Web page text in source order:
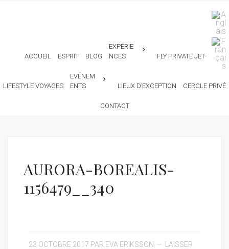
ACCUEIL ESPRIT BLOG
EXPÉRIE
NCES
FLY PRIVATE JET
LIFESTYLE VOYAGES
EVÉNEM
ENTS
LIEUX D’EXCEPTION CERCLE PRIVÉ
CONTACT
AURORA-BOREALIS-
1156479__340
23 OCTOBRE 2017 PAR EVA ERIKSSON
LAISSER